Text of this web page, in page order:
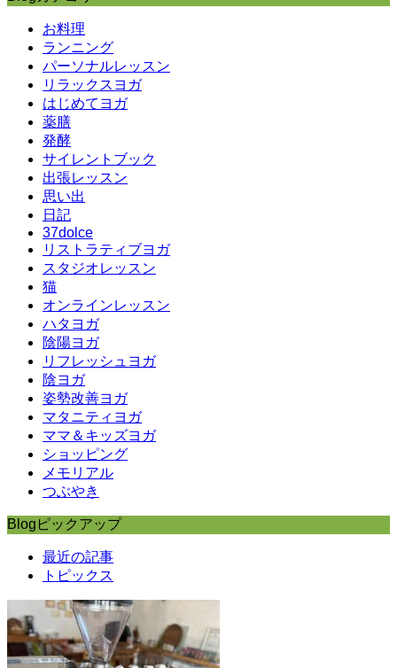
お料理
ランニング
パーソナルレッスン
リラックスヨガ
はじめてヨガ
薬膳
発酵
サイレントブック
出張レッスン
思い出
日記
37dolce
リストラティブヨガ
スタジオレッスン
猫
オンラインレッスン
ハタヨガ
陰陽ヨガ
リフレッシュヨガ
陰ヨガ
姿勢改善ヨガ
マタニティヨガ
ママ＆キッズヨガ
ショッピング
メモリアル
つぶやき
Blogピックアップ
最近の記事
トピックス